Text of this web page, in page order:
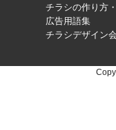
チラシの作り方
広告用語集
チラシデザイン